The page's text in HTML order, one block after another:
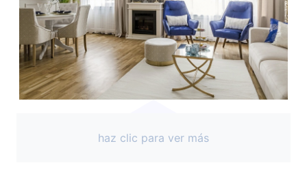
haz clic para ver más